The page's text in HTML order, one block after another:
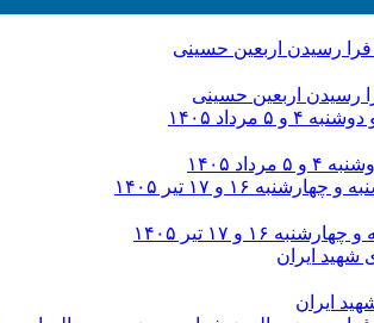
اربعین حسینی
۱۴۰۵
و ۱۷ تیر ۱۴۰۵
ایران